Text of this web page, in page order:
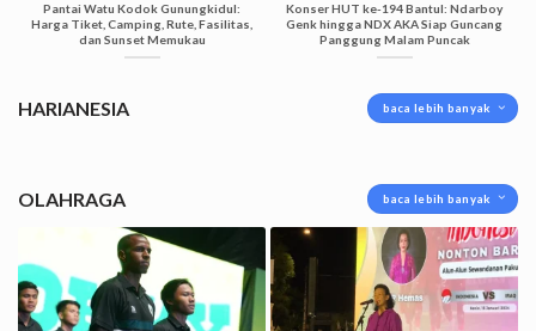
Pantai Watu Kodok Gunungkidul:
Harga Tiket, Camping, Rute, Fasilitas,
dan Sunset Memukau
Konser HUT ke-194 Bantul: Ndarboy
Genk hingga NDX AKA Siap Guncang
Panggung Malam Puncak
HARIANESIA baca lebih banyak
OLAHRAGA baca lebih banyak